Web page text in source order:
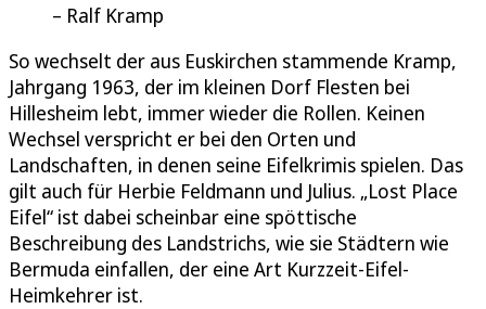
Ralf Kramp
So wechselt der aus Euskirchen stammende Kramp,
Jahrgang 1963, der im kleinen Dorf Flesten bei
Hillesheim lebt, immer wieder die Rollen. Keinen
Wechsel verspricht er bei den Orten und
Landschaften, in denen seine Eifelkrimis spielen. Das
gilt auch für Herbie Feldmann und Julius. „Lost Place
Eifel“ ist dabei scheinbar eine spöttische
Beschreibung des Landstrichs, wie sie Städtern wie
Bermuda einfallen, der eine Art Kurzzeit-Eifel-
Heimkehrer ist.